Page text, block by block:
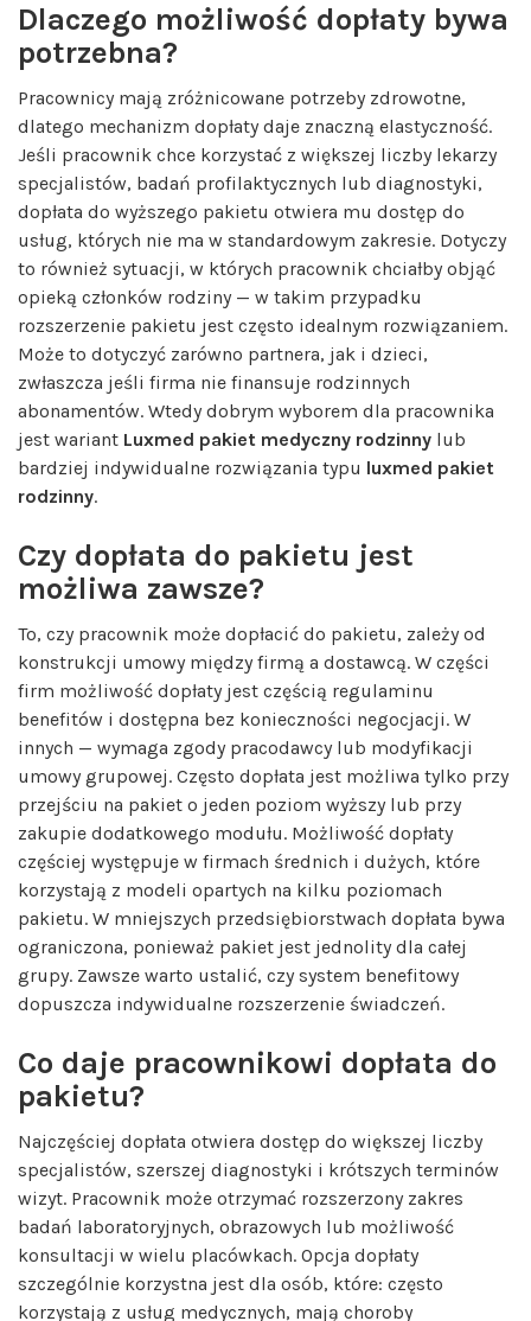
Dlaczego możliwość dopłaty bywa
potrzebna?
Pracownicy mają zróżnicowane potrzeby zdrowotne,
dlatego mechanizm dopłaty daje znaczną elastyczność.
Jeśli pracownik chce korzystać z większej liczby lekarzy
specjalistów, badań profilaktycznych lub diagnostyki,
dopłata do wyższego pakietu otwiera mu dostęp do
usług, których nie ma w standardowym zakresie. Dotyczy
to również sytuacji, w których pracownik chciałby objąć
opieką członków rodziny — w takim przypadku
rozszerzenie pakietu jest często idealnym rozwiązaniem.
Może to dotyczyć zarówno partnera, jak i dzieci,
zwłaszcza jeśli firma nie finansuje rodzinnych
abonamentów. Wtedy dobrym wyborem dla pracownika
jest wariant Luxmed pakiet medyczny rodzinny lub
bardziej indywidualne rozwiązania typu luxmed pakiet
rodzinny.
Czy dopłata do pakietu jest
możliwa zawsze?
To, czy pracownik może dopłacić do pakietu, zależy od
konstrukcji umowy między firmą a dostawcą. W części
firm możliwość dopłaty jest częścią regulaminu
benefitów i dostępna bez konieczności negocjacji. W
innych — wymaga zgody pracodawcy lub modyfikacji
umowy grupowej. Często dopłata jest możliwa tylko przy
przejściu na pakiet o jeden poziom wyższy lub przy
zakupie dodatkowego modułu. Możliwość dopłaty
częściej występuje w firmach średnich i dużych, które
korzystają z modeli opartych na kilku poziomach
pakietu. W mniejszych przedsiębiorstwach dopłata bywa
ograniczona, ponieważ pakiet jest jednolity dla całej
grupy. Zawsze warto ustalić, czy system benefitowy
dopuszcza indywidualne rozszerzenie świadczeń.
Co daje pracownikowi dopłata do
pakietu?
Najczęściej dopłata otwiera dostęp do większej liczby
specjalistów, szerszej diagnostyki i krótszych terminów
wizyt. Pracownik może otrzymać rozszerzony zakres
badań laboratoryjnych, obrazowych lub możliwość
konsultacji w wielu placówkach. Opcja dopłaty
szczególnie korzystna jest dla osób, które: często
korzystają z usług medycznych, mają choroby